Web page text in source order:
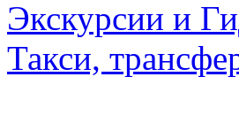
Экскурсии и
Такси,